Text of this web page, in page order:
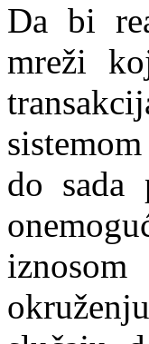
Da bi
mreži
do sada